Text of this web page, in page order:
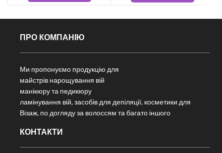
ПРО КОМПАНІЮ
Ми пропонуємо продукцію для
майстрів нарощування вій
манікюру та педикюру
ламінування вій, засобів для депіляції, косметики для
Візаж, по догляду за волоссям та багато іншого
КОНТАКТИ